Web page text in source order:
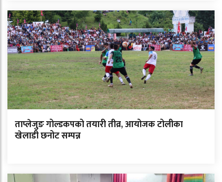
ताप्लेजुङ गोल्डकपको तयारी तीव्र, आयोजक टोलीका
खेलाडी छनोट सम्पन्न